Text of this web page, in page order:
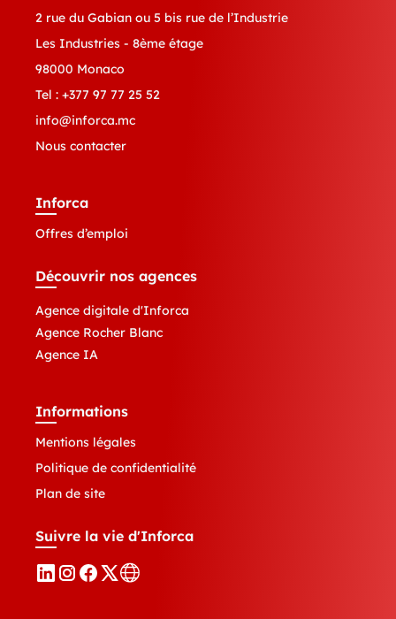
2 rue du Gabian ou 5 bis rue de l’Industrie
Les Industries - 8ème étage
98000 Monaco
Tel : +377 97 77 25 52
info@inforca.mc
Nous contacter
Inforca
Offres d’emploi
Découvrir nos agences
Agence digitale d'Inforca
Agence Rocher Blanc
Agence IA
Informations
Mentions légales
Politique de confidentialité
Plan de site
Suivre la vie d'Inforca